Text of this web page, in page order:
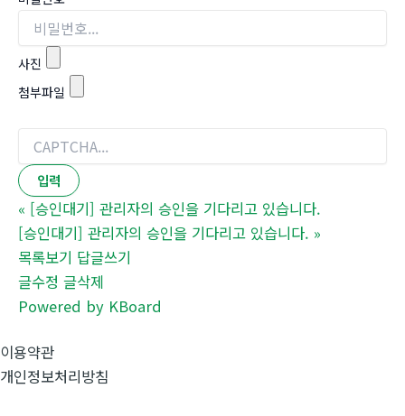
사진
첨부파일
« [승인대기] 관리자의 승인을 기다리고 있습니다.
[승인대기] 관리자의 승인을 기다리고 있습니다. »
목록보기 답글쓰기
글수정 글삭제
Powered by KBoard
이용약관
개인정보처리방침